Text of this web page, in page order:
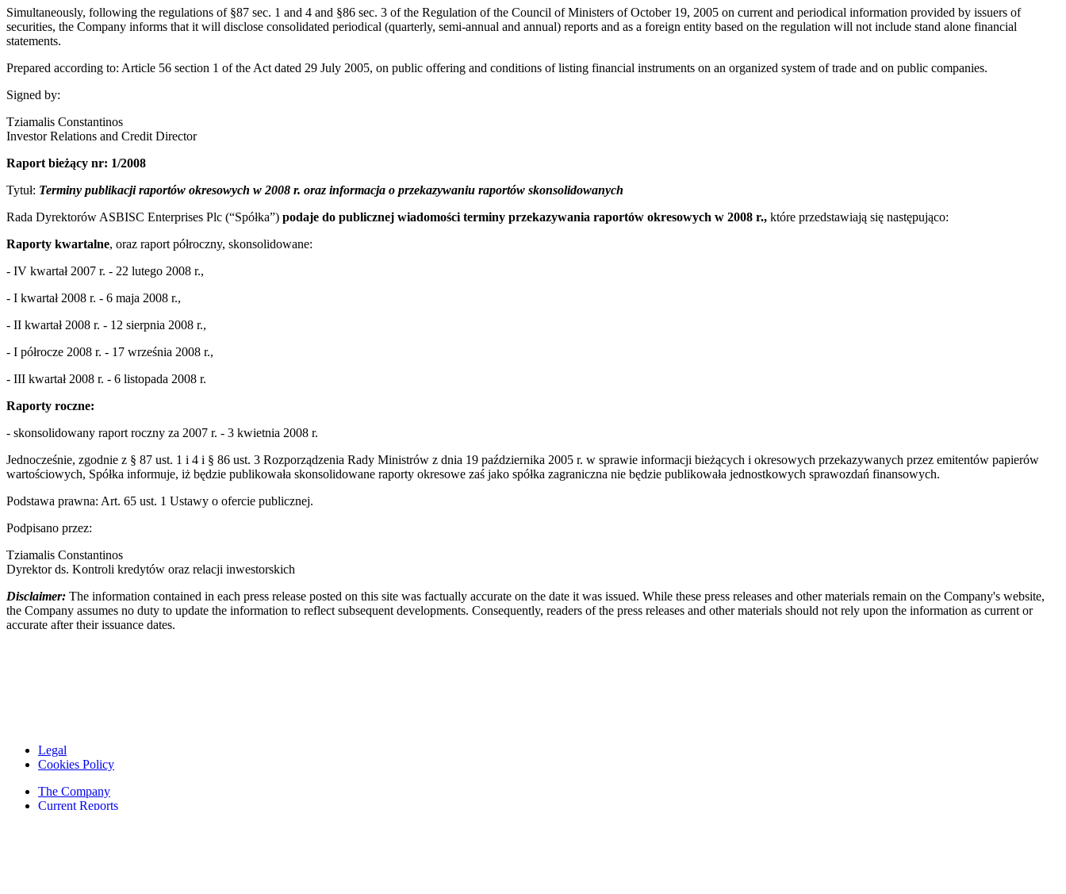
Simultaneously, following the regulations of §87 sec. 1 and 4 and §86 sec. 3 of the Regulation of the Council of Ministers of October 19, 2005 on current and periodical information provided by issuers of
securities, the Company informs that it will disclose consolidated periodical (quarterly, semi-annual and annual) reports and as a foreign entity based on the regulation will not include stand alone financial
statements.
Prepared according to: Article 56 section 1 of the Act dated 29 July 2005, on public offering and conditions of listing financial instruments on an organized system of trade and on public companies.
Signed by:
Tziamalis Constantinos
Investor Relations and Credit Director
Raport bieżący nr: 1/2008
Tytuł: Terminy publikacji raportów okresowych w 2008 r. oraz informacja o przekazywaniu raportów skonsolidowanych
Rada Dyrektorów ASBISC Enterprises Plc (“Spółka”) podaje do publicznej wiadomości terminy przekazywania raportów okresowych w 2008 r., które przedstawiają się następująco:
Raporty kwartalne, oraz raport półroczny, skonsolidowane:
- IV kwartał 2007 r. - 22 lutego 2008 r.,
- I kwartał 2008 r. - 6 maja 2008 r.,
- II kwartał 2008 r. - 12 sierpnia 2008 r.,
- I półrocze 2008 r. - 17 września 2008 r.,
- III kwartał 2008 r. - 6 listopada 2008 r.
Raporty roczne:
- skonsolidowany raport roczny za 2007 r. - 3 kwietnia 2008 r.
Jednocześnie, zgodnie z § 87 ust. 1 i 4 i § 86 ust. 3 Rozporządzenia Rady Ministrów z dnia 19 października 2005 r. w sprawie informacji bieżących i okresowych przekazywanych przez emitentów papierów
wartościowych, Spółka informuje, iż będzie publikowała skonsolidowane raporty okresowe zaś jako spółka zagraniczna nie będzie publikowała jednostkowych sprawozdań finansowych.
Podstawa prawna: Art. 65 ust. 1 Ustawy o ofercie publicznej.
Podpisano przez:
Tziamalis Constantinos
Dyrektor ds. Kontroli kredytów oraz relacji inwestorskich
Disclaimer: The information contained in each press release posted on this site was factually accurate on the date it was issued. While these press releases and other materials remain on the Company's website,
the Company assumes no duty to update the information to reflect subsequent developments. Consequently, readers of the press releases and other materials should not rely upon the information as current or
accurate after their issuance dates.
Legal
Cookies Policy
The Company
Current Reports